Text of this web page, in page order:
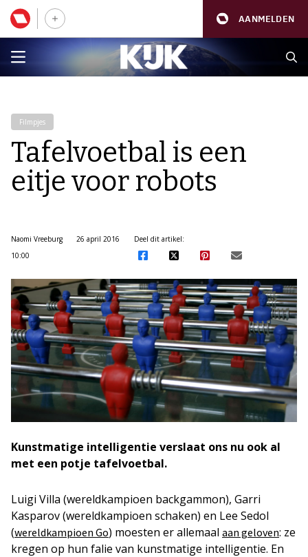
AANMELDEN
Filmpjes
Tafelvoetbal is een
eitje voor robots
Naomi Vreeburg
26 april 2016
10:00
Deel dit artikel:
Kunstmatige intelligentie verslaat ons nu ook al
met een potje tafelvoetbal.
Luigi Villa (wereldkampioen backgammon), Garri
Kasparov (wereldkampioen schaken) en Lee Sedol
(wereldkampioen Go) moesten er allemaal aan geloven: ze
kregen op hun falie van kunstmatige intelligentie. En